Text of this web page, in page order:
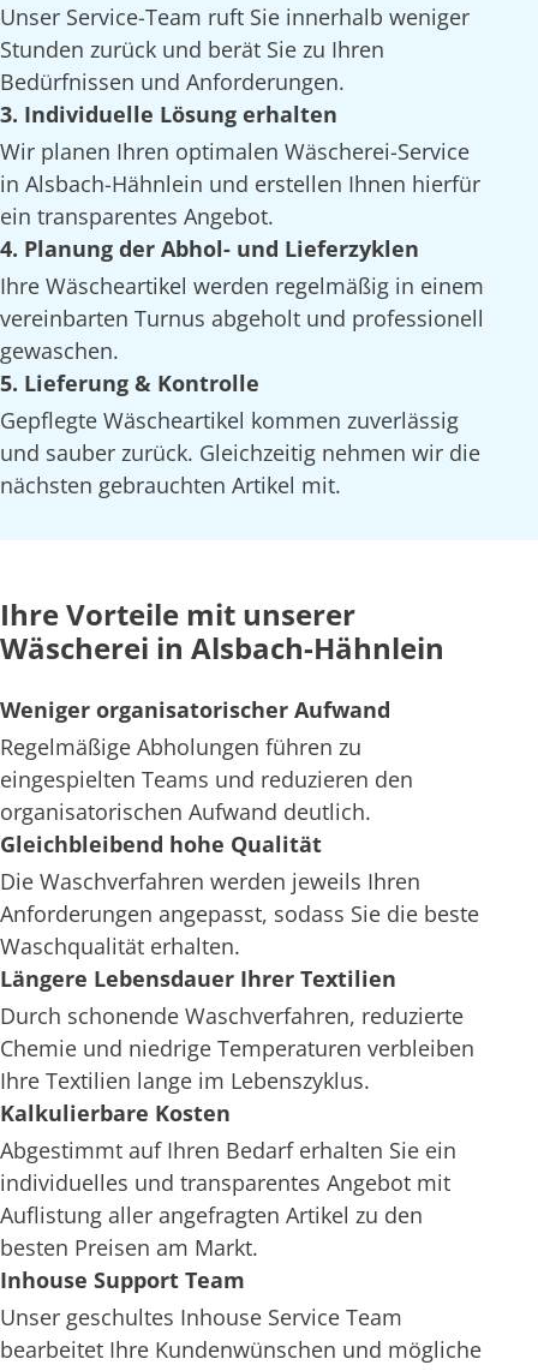
Unser Service-Team ruft Sie innerhalb weniger
Stunden zurück und berät Sie zu Ihren
Bedürfnissen und Anforderungen.
3. Individuelle Lösung erhalten
Wir planen Ihren optimalen Wäscherei-Service
in Alsbach-Hähnlein und erstellen Ihnen hierfür
ein transparentes Angebot.
4. Planung der Abhol- und Lieferzyklen
Ihre Wäscheartikel werden regelmäßig in einem
vereinbarten Turnus abgeholt und professionell
gewaschen.
5. Lieferung & Kontrolle
Gepflegte Wäscheartikel kommen zuverlässig
und sauber zurück. Gleichzeitig nehmen wir die
nächsten gebrauchten Artikel mit.
Ihre Vorteile mit unserer
Wäscherei in Alsbach-Hähnlein
Weniger organisatorischer Aufwand
Regelmäßige Abholungen führen zu
eingespielten Teams und reduzieren den
organisatorischen Aufwand deutlich.
Gleichbleibend hohe Qualität
Die Waschverfahren werden jeweils Ihren
Anforderungen angepasst, sodass Sie die beste
Waschqualität erhalten.
Längere Lebensdauer Ihrer Textilien
Durch schonende Waschverfahren, reduzierte
Chemie und niedrige Temperaturen verbleiben
Ihre Textilien lange im Lebenszyklus.
Kalkulierbare Kosten
Abgestimmt auf Ihren Bedarf erhalten Sie ein
individuelles und transparentes Angebot mit
Auflistung aller angefragten Artikel zu den
besten Preisen am Markt.
Inhouse Support Team
Unser geschultes Inhouse Service Team
bearbeitet Ihre Kundenwünschen und mögliche